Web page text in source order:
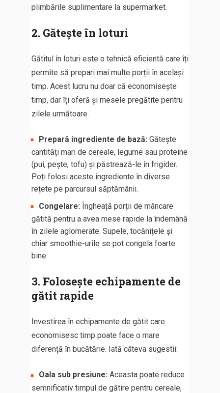
plimbările suplimentare la supermarket.
2. Gătește în loturi
Gătitul în loturi este o tehnică eficientă care îți
permite să prepari mai multe porții în același
timp. Acest lucru nu doar că economisește
timp, dar îți oferă și mesele pregătite pentru
zilele următoare.
Prepară ingrediente de bază: Gătește
cantități mari de cereale, legume sau proteine
(pui, pește, tofu) și păstrează-le în frigider.
Poți folosi aceste ingrediente în diverse
rețete pe parcursul săptămânii.
Congelare: Îngheață porții de mâncare
gătită pentru a avea mese rapide la îndemână
în zilele aglomerate. Supele, tocănițele și
chiar smoothie-urile se pot congela foarte
bine.
3. Folosește echipamente de
gătit rapide
Investirea în echipamente de gătit care
economisesc timp poate face o mare
diferență în bucătărie. Iată câteva sugestii:
Oala sub presiune: Aceasta poate reduce
semnificativ timpul de gătire pentru cereale,